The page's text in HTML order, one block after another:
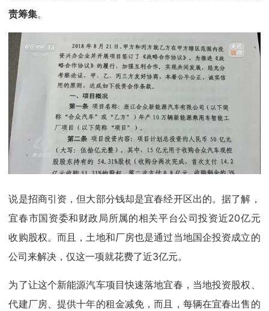
责筹集。
说是招商引资，但大部分钱却是宜春经开区出的。据了解，
宜春市国资委和财政局所属的相关平台公司投资近20亿元
收购股权。而且，土地和厂房也是通过当地国企投资成立的
公司来解决，仅这一项就花费了近3亿元。
为了让这个新能源汽车项目快速落地宜春，当地投资股权、
代建厂房、提供十年的租金减免，而且，每辆在宜春出售的